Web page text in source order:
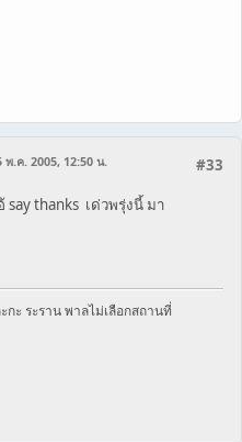
#33
พ.ค. 2005, 12:50 น.
say thanks เด่วพรุ่งนี้ มา
ะกะ ระราน พาลไม่เลือกสถานที่